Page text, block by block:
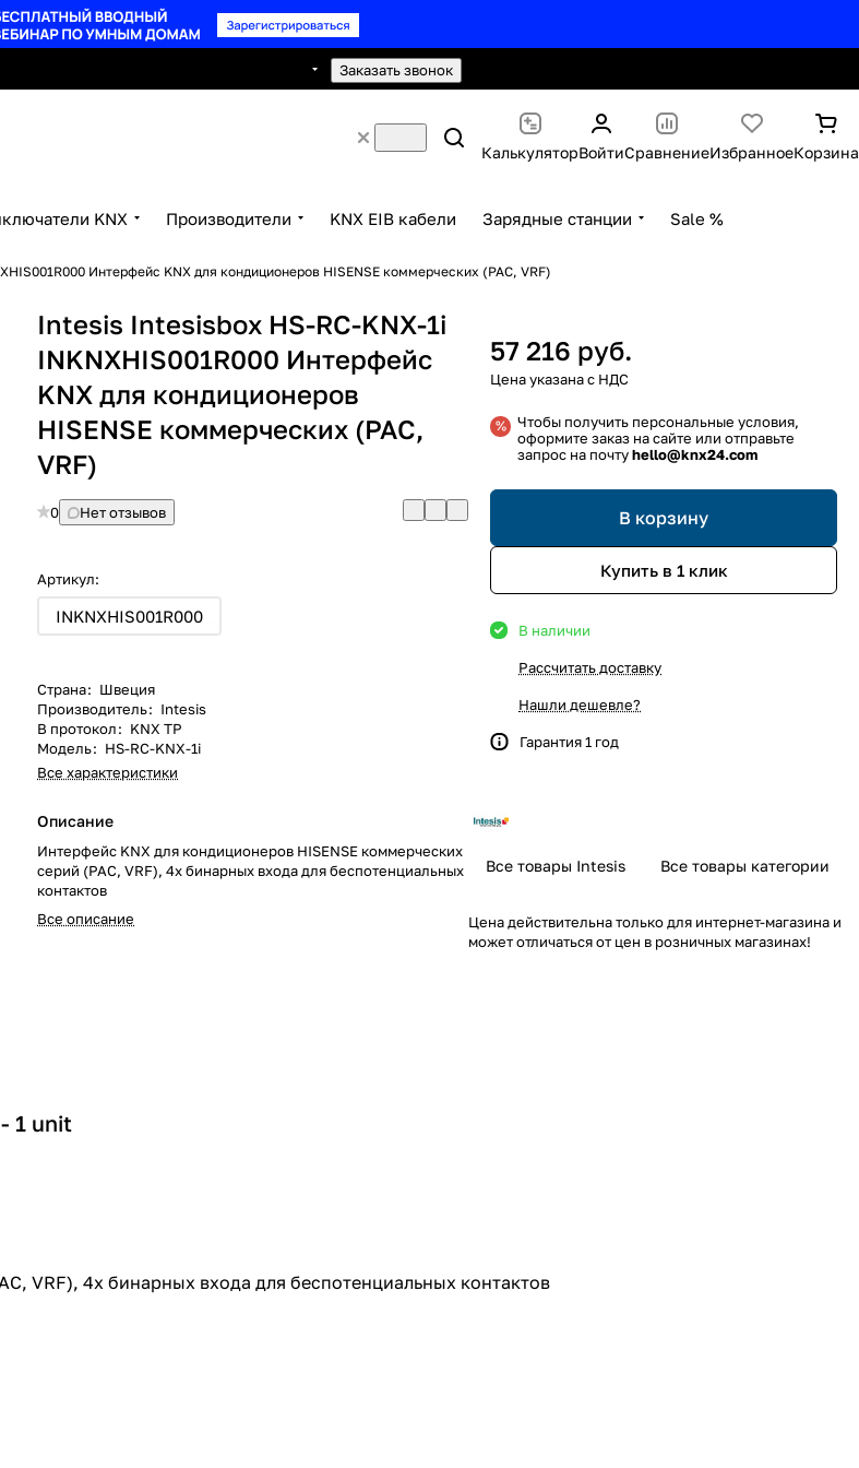
Заказать звонок
КалькуляторВойтиСравнениеИзбранноеКорзина
KNX Производители KNX EIB кабели Зарядные станции Sale %
Интерфейс KNX для кондиционеров HISENSE коммерческих (PAC, VRF)
Intesis Intesisbox HS-RC-KNX-1i
INKNXHIS001R000 Интерфейс
KNX для кондиционеров
HISENSE коммерческих (PAC,
VRF)
0 Нет отзывов
Артикул:
INKNXHIS001R000
Страна: Швеция
Производитель: Intesis
В протокол: KNX TP
Модель: HS-RC-KNX-1i
Все характеристики
Описание
Интерфейс KNX для кондиционеров HISENSE коммерческих
серий (PAC, VRF), 4x бинарных входа для беспотенциальных
контактов
Все описание
57 216 руб.
Чтобы получить персональные условия,
оформите заказ на сайте или отправьте
запрос на почтуhello@knx24.com
В корзину
Купить в 1 клик
В наличии
Рассчитать доставку
Нашли дешевле?
Гарантия 1 год
Все товары Intesis Все товары категории
Цена действительна только для интернет-магазина и
может отличаться от цен в розничных магазинах!
1 unit
VRF), 4x бинарных входа для беспотенциальных контактов